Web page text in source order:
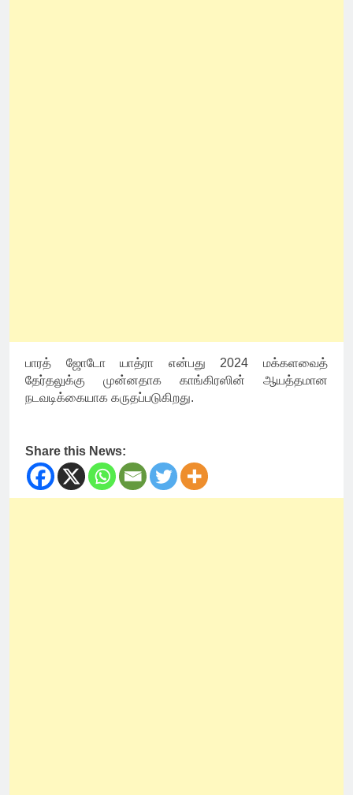
பாரத் ஜோடோ யாத்ரா என்பது 2024 மக்களவைத்
தேர்தலுக்கு முன்னதாக காங்கிரஸின் ஆயத்தமான
நடவடிக்கையாக கருதப்படுகிறது.
Share this News: